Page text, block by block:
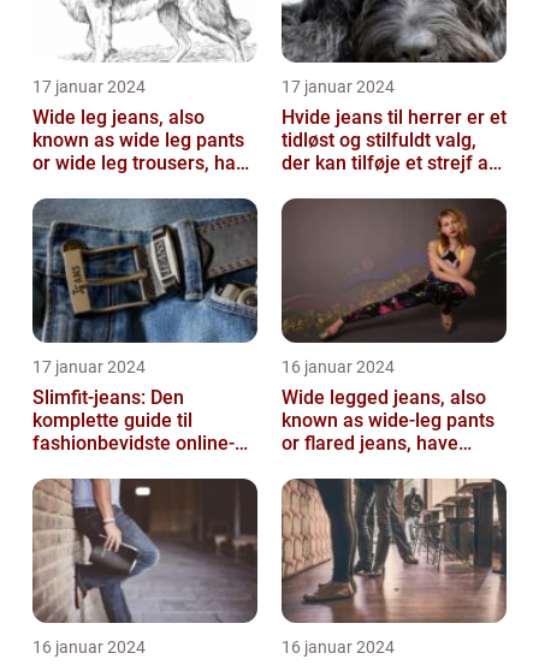
17 januar 2024
Wide leg jeans, also
known as wide leg pants
or wide leg trousers, have
fashion tre...
17 januar 2024
Hvide jeans til herrer er et
tidløst og stilfuldt valg,
der kan tilføje et strejf af
17 januar 2024
Slimfit-jeans: Den
komplette guide til
fashionbevidste online-
16 januar 2024
Wide legged jeans, also
known as wide-leg pants
or flared jeans, have
people...
16 januar 2024 16 januar 2024